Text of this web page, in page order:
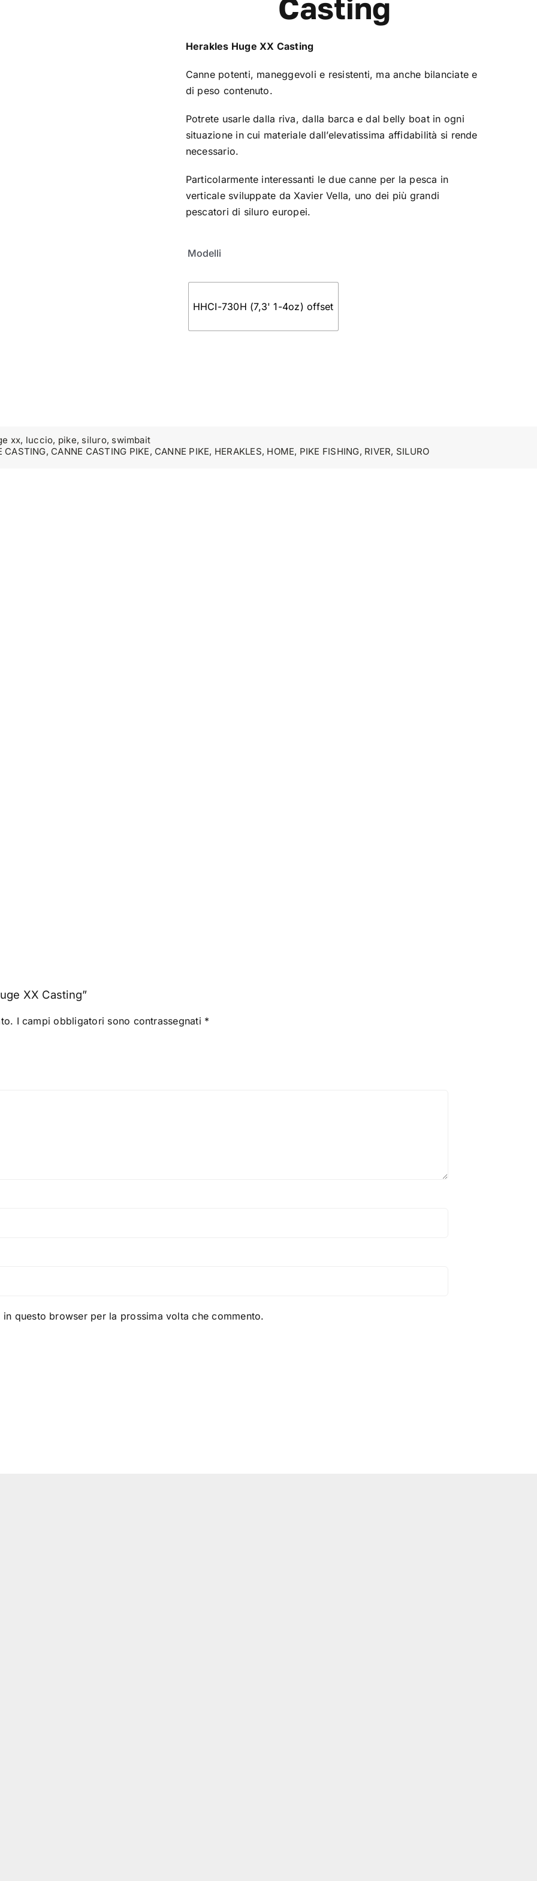
Casting
Herakles Huge XX Casting
Canne potenti, maneggevoli e resistenti, ma anche bilanciate e
di peso contenuto.
Potrete usarle dalla riva, dalla barca e dal belly boat in ogni
situazione in cui materiale dall’elevatissima affidabilità si rende
necessario.
Particolarmente interessanti le due canne per la pesca in
verticale sviluppate da Xavier Vella, uno dei più grandi
pescatori di siluro europei.
Modelli
HHCI-730H (7,3' 1-4oz) offset
xx, luccio, pike, siluro, swimbait
CASTING, CANNE CASTING PIKE, CANNE PIKE, HERAKLES, HOME, PIKE FISHING, RIVER, SILURO
XX Casting”
I campi obbligatori sono contrassegnati *
questo browser per la prossima volta che commento.